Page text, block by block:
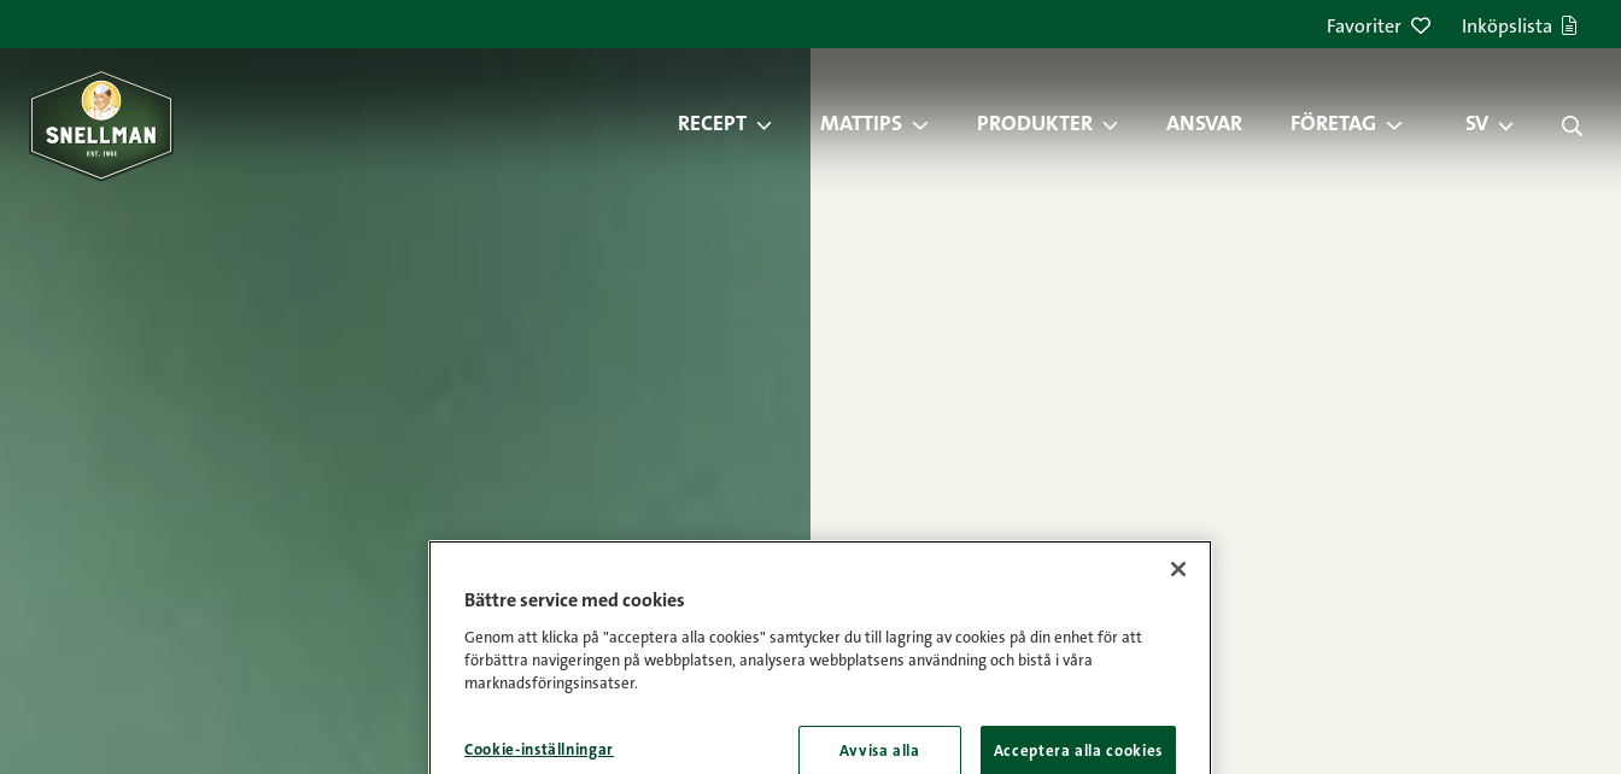
Favoriter Inköpslista
Bättre service med cookies
Genom att klicka på "acceptera alla cookies" samtycker du till lagring av cookies på din enhet för att
förbättra navigeringen på webbplatsen, analysera webbplatsens användning och bistå i våra
marknadsföringsinsatser.
Cookie-inställningar Avvisa alla Acceptera alla cookies